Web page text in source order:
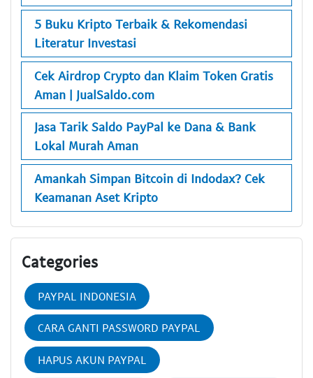
5 Buku Kripto Terbaik & Rekomendasi
Literatur Investasi
Cek Airdrop Crypto dan Klaim Token Gratis
Aman | JualSaldo.com
Jasa Tarik Saldo PayPal ke Dana & Bank
Lokal Murah Aman
Amankah Simpan Bitcoin di Indodax? Cek
Keamanan Aset Kripto
Categories
PAYPAL INDONESIA
CARA GANTI PASSWORD PAYPAL
HAPUS AKUN PAYPAL